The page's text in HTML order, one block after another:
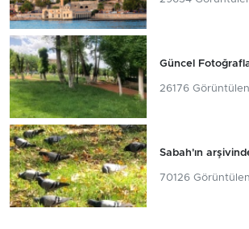
Güncel
26176
Sabah'ın
70126